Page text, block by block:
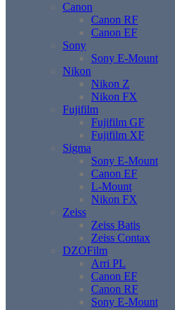
Canon
Canon RF
Canon EF
Sony
Sony E-Mount
Nikon
Nikon Z
Nikon FX
Fujifilm
Fujifilm GF
Fujifilm XF
Sigma
Sony E-Mount
Canon EF
L-Mount
Nikon FX
Zeiss
Zeiss Batis
Zeiss Contax
DZOFilm
Arri PL
Canon EF
Canon RF
Sony E-Mount